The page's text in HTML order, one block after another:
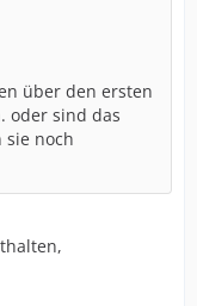
über den ersten
oder sind das
sie noch